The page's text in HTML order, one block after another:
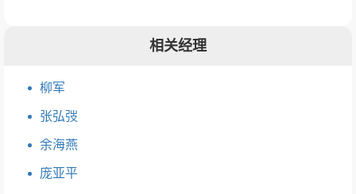
相关经理
柳军
张弘弢
余海燕
庞亚平